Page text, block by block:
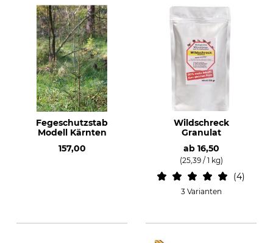
Fegeschutzstab
Modell Kärnten
157,00
Wildschreck
Granulat
ab 16,50
(25,39 / 1 kg)
4
3 Varianten